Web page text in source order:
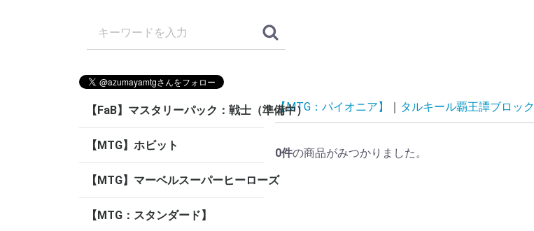
【FaB】マスタリーパック：戦士（準備中）
【MTG】ホビット
【MTG】マーベルスーパーヒーローズ
【MTG：スタンダード】
【MTG：パイオニア】 タルキール覇王譚ブロック
0件の商品がみつかりました。